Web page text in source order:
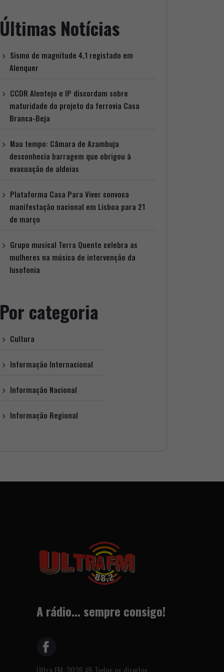
Últimas Notícias
Sismo de magnitude 4,1 registado em
Alenquer
CCDR Alentejo e IP discordam sobre
maturidade do projeto da ferrovia Casa
Branca-Beja
Mau tempo: Câmara de Azambuja
desconhecia barragem que obrigou à
evacuação de aldeias
Plataforma Casa Para Viver convoca
manifestação nacional em Lisboa para 21
de março
Grupo musical Terra Quente celebra as
mulheres na música de intervenção da
lusofonia
Por categoria
Cultura
Informação Internacional
Informação Nacional
Informação Regional
A rádio... sempre consigo!